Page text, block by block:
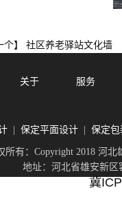
】 社区养老驿站文化墙
关于 服务
| 保定平面设计| 保定包
所有：Copyright 2018 河
地址：河北省雄安新区
冀